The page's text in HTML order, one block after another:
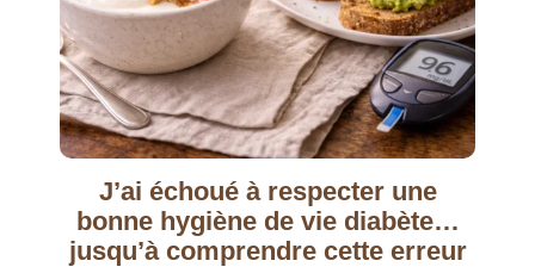
J’ai échoué à respecter une
bonne hygiène de vie diabète…
jusqu’à comprendre cette erreur